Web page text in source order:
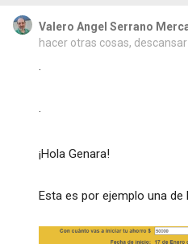
Valero Angel Serrano
hacer otras cosas, descansar
·
·
¡Hola Genara!
Esta es por ejemplo una de